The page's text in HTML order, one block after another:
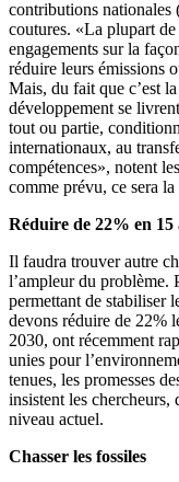
contributions nationales
coutures. «La plupart
engagements sur la
réduire leurs émissions
Mais, du fait que c’est
développement se
tout ou partie,
internationaux, au
compétences», notent
comme prévu, ce sera la
Réduire de 22% en 15
Il faudra trouver autre
l’ampleur du problème.
permettant de stabiliser
devons réduire de 22%
2030, ont récemment
unies pour
tenues, les promesses
insistent les chercheurs,
niveau actuel.
Chasser les fossiles